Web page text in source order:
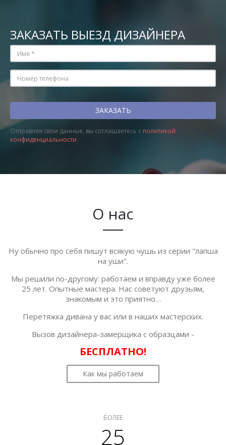
ЗАКАЗАТЬ ВЫЕЗД ДИЗАЙНЕРА
Отправляя свои данные, вы соглашаетесь с политикой
конфиденциальности
О нас
Ну обычно про себя пишут всякую чушь из серии "лапша
на уши".
Мы решили по-другому: работаем и вправду уже более
25 лет. Опытные мастера. Нас советуют друзьям,
знакомым и это приятно…
Перетяжка дивана у вас или в наших мастерских.
Вызов дизайнера-замерщика с образцами -
БЕСПЛАТНО!
Как мы работаем
БОЛЕЕ
25